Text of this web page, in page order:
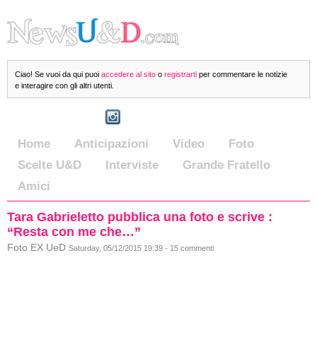
Ciao! Se vuoi da qui puoi accedere al sito o registrarti per commentare le notizie
e interagire con gli altri utenti.
Home Anticipazioni Video
Foto
Scelte U&D
Interviste
Grande Fratello
Amici
Tara Gabrieletto pubblica una foto e scrive :
“Resta con me che…”
Foto EX UeD Saturday, 05/12/2015 19:39 - 15 commenti